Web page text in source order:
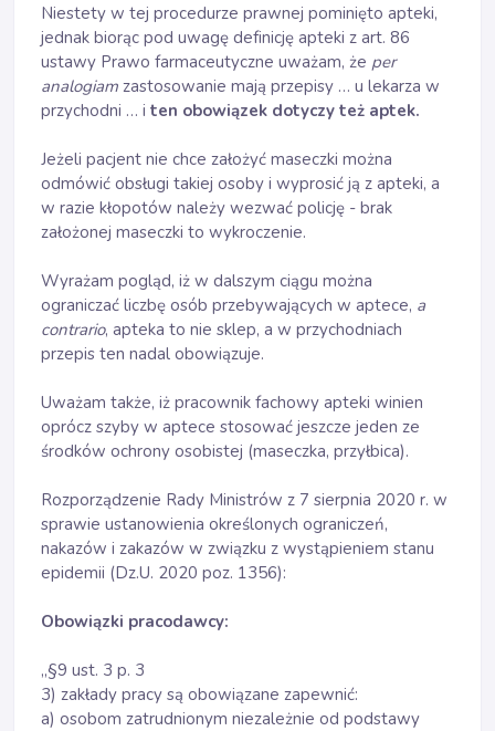
Niestety w tej procedurze prawnej pominięto apteki,
jednak biorąc pod uwagę definicję apteki z art. 86
ustawy Prawo farmaceutyczne uważam, że per
analogiam zastosowanie mają przepisy … u lekarza w
przychodni … i ten obowiązek dotyczy też aptek.
Jeżeli pacjent nie chce założyć maseczki można
odmówić obsługi takiej osoby i wyprosić ją z apteki, a
w razie kłopotów należy wezwać policję - brak
założonej maseczki to wykroczenie.
Wyrażam pogląd, iż w dalszym ciągu można
ograniczać liczbę osób przebywających w aptece, a
contrario, apteka to nie sklep, a w przychodniach
przepis ten nadal obowiązuje.
Uważam także, iż pracownik fachowy apteki winien
oprócz szyby w aptece stosować jeszcze jeden ze
środków ochrony osobistej (maseczka, przyłbica).
Rozporządzenie Rady Ministrów z 7 sierpnia 2020 r. w
sprawie ustanowienia określonych ograniczeń,
nakazów i zakazów w związku z wystąpieniem stanu
epidemii (Dz.U. 2020 poz. 1356):
Obowiązki pracodawcy:
„§9 ust. 3 p. 3
3) zakłady pracy są obowiązane zapewnić:
a) osobom zatrudnionym niezależnie od podstawy